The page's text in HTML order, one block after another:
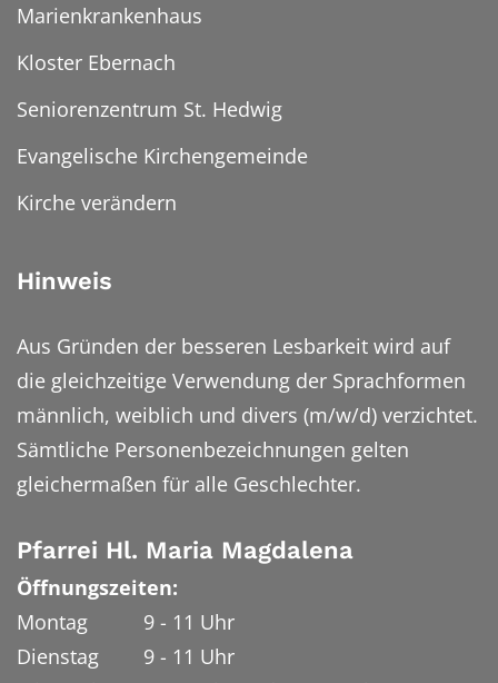
Marienkrankenhaus
Kloster Ebernach
Seniorenzentrum St. Hedwig
Evangelische Kirchengemeinde
Kirche verändern
Hinweis
Aus Gründen der besseren Lesbarkeit wird auf
die gleichzeitige Verwendung der Sprachformen
männlich, weiblich und divers (m/w/d) verzichtet.
Sämtliche Personenbezeichnungen gelten
gleichermaßen für alle Geschlechter.
Pfarrei Hl. Maria Magdalena
Öffnungszeiten:
Montag 9 - 11 Uhr
Dienstag 9 - 11 Uhr